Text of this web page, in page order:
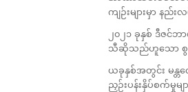
ကျဉ်းများမှာ နည်
၂၀၂၁ ခုနှစ် ဒီဇ
သီဆိုသည်ဟူသော စွပ်
ယခုနှစ်အတွင်း မန္တလ
ညှဉ်းပန်းနှိပ်စက်မှု